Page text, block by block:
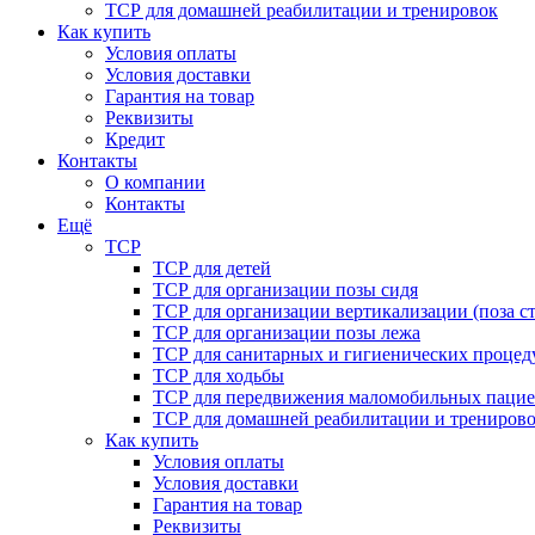
ТСР для домашней реабилитации и тренировок
Как купить
Условия оплаты
Условия доставки
Гарантия на товар
Реквизиты
Кредит
Контакты
О компании
Контакты
Ещё
ТСР
ТСР для детей
ТСР для организации позы сидя
ТСР для организации вертикализации (поза
ТСР для организации позы лежа
ТСР для санитарных и гигиенических
ТСР для ходьбы
ТСР для передвижения маломобильных
ТСР для домашней реабилитации и
Как купить
Условия оплаты
Условия доставки
Гарантия на товар
Реквизиты